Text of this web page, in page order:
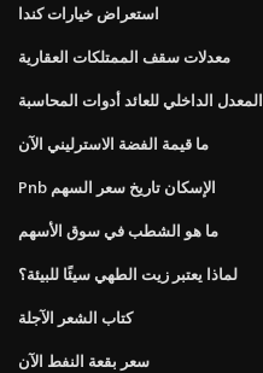
استعراض خيارات كندا
معدلات سقف الممتلكات العقارية
المعدل الداخلي للعائد أدوات المحاسبة
ما قيمة الفضة الاسترليني الآن
Pnb الإسكان تاريخ سعر السهم
ما هو الشطب في سوق الأسهم
لماذا يعتبر زيت الطهي سيئًا للبيئة؟
كتاب الشعر الآجلة
سعر بقعة النفط الآن